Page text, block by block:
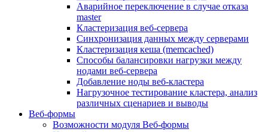
Аварийное переключение в случае отказа
master
Кластеризация веб-сервера
Синхронизация данных между серверами
Кластеризация кеша (memcached)
Способы балансировки нагрузки между
нодами веб-сервера
Добавление ноды веб-кластера
Нагрузочное тестирование кластера, анализ
различных сценариев и выводы
Веб-формы
Возможности модуля Веб-формы